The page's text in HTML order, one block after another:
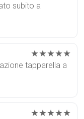
subito a
★★★★★
tapparella a
★★★★★